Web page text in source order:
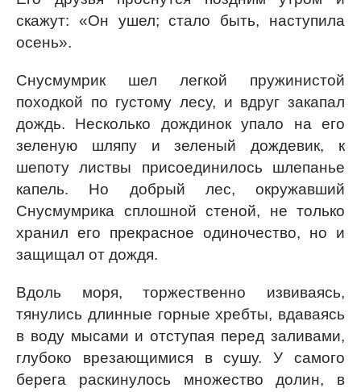
скажут: «Он ушел; стало быть, наступила
осень».
Снусмумрик шел легкой пружинистой
походкой по густому лесу, и вдруг закапал
дождь. Несколько дождинок упало на его
зеленую шляпу и зеленый дождевик, к
шепоту листвы присоединилось шлепанье
капель. Но добрый лес, окружавший
Снусмумрика сплошной стеной, не только
хранил его прекрасное одиночество, но и
защищал от дождя.
Вдоль моря, торжественно извиваясь,
тянулись длинные горные хребты, вдаваясь
в воду мысами и отступая перед заливами,
глубоко врезающимися в сушу. У самого
берега раскинулось множество долин, в